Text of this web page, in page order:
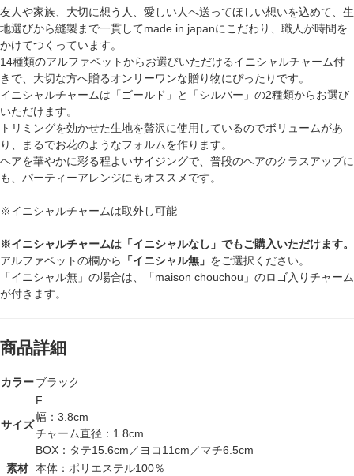
友人や家族、大切に想う人、愛しい人へ送ってほしい想いを込めて、生
地選びから縫製まで一貫してmade in japanにこだわり、職人が時間を
かけてつくっています。
14種類のアルファベットからお選びいただけるイニシャルチャーム付
きで、大切な方へ贈るオンリーワンな贈り物にぴったりです。
イニシャルチャームは「ゴールド」と「シルバー」の2種類からお選び
いただけます。
トリミングを効かせた生地を贅沢に使用しているのでボリュームがあ
り、まるでお花のようなフォルムを作ります。
ヘアを華やかに彩る程よいサイジングで、普段のヘアのクラスアップに
も、パーティーアレンジにもオススメです。
※イニシャルチャームは取外し可能
※イニシャルチャームは「イニシャルなし」でもご購入いただけます。
アルファベットの欄から
「イニシャル無」 をご選択ください。
「イニシャル無」の場合は、「maison chouchou」のロゴ入りチャーム
が付きます。
商品詳細
カラーブラック
サイズ
F
幅：3.8cm
チャーム直径：1.8cm
BOX：タテ15.6cm／ヨコ11cm／マチ6.5cm
素材 本体：ポリエステル100％